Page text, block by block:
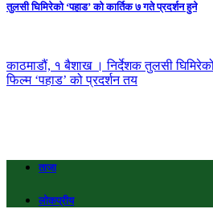
तुलसी घिमिरेको ‘पहाड’ को कार्तिक ७ गते प्रदर्शन हुने
काठमाडौं, १ बैशाख । निर्देशक तुलसी
फिल्म ‘पहाड’ को प्रदर्शन तय
ताजा
लोकप्रीय